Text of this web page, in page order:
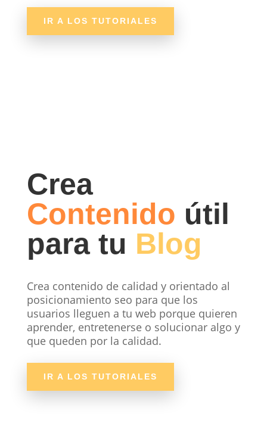
IR A LOS TUTORIALES
Crea
Contenido útil
para tu Blog
Crea contenido de calidad y orientado al
posicionamiento seo para que los
usuarios lleguen a tu web porque quieren
aprender, entretenerse o solucionar algo y
que queden por la calidad.
IR A LOS TUTORIALES